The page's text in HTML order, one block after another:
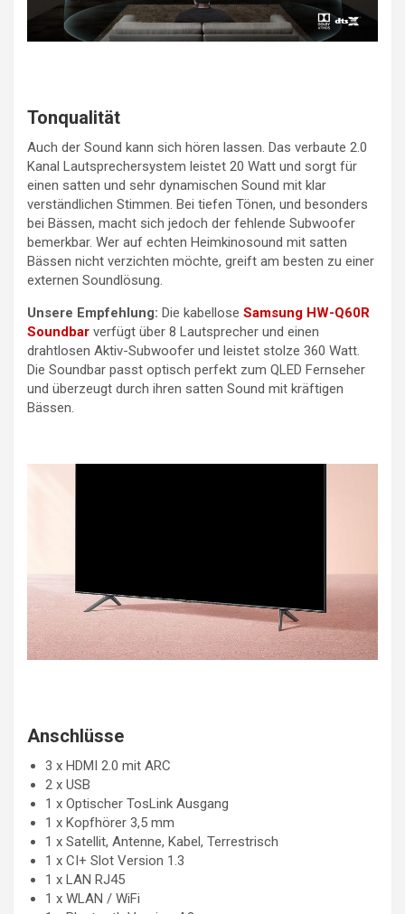
Tonqualität
Auch der Sound kann sich hören lassen. Das verbaute 2.0
Kanal Lautsprechersystem leistet 20 Watt und sorgt für
einen satten und sehr dynamischen Sound mit klar
verständlichen Stimmen. Bei tiefen Tönen, und besonders
bei Bässen, macht sich jedoch der fehlende Subwoofer
bemerkbar. Wer auf echten Heimkinosound mit satten
Bässen nicht verzichten möchte, greift am besten zu einer
externen Soundlösung.
Unsere Empfehlung: Die kabellose Samsung HW-Q60R
Soundbar verfügt über 8 Lautsprecher und einen
drahtlosen Aktiv-Subwoofer und leistet stolze 360 Watt.
Die Soundbar passt optisch perfekt zum QLED Fernseher
und überzeugt durch ihren satten Sound mit kräftigen
Bässen.
Anschlüsse
3 x HDMI 2.0 mit ARC
2 x USB
1 x Optischer TosLink Ausgang
1 x Kopfhörer 3,5 mm
1 x Satellit, Antenne, Kabel, Terrestrisch
1 x CI+ Slot Version 1.3
1 x LAN RJ45
1 x WLAN / WiFi